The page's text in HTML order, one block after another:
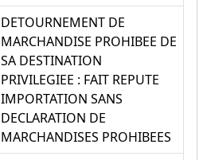
DETOURNEMENT DE
MARCHANDISE PROHIBEE DE
SA DESTINATION
PRIVILEGIEE : FAIT REPUTE
IMPORTATION SANS
DECLARATION DE
MARCHANDISES PROHIBEES